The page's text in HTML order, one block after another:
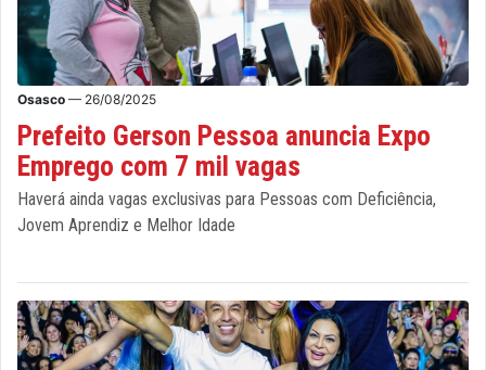
Osasco — 26/08/2025
Prefeito Gerson Pessoa anuncia Expo
Emprego com 7 mil vagas
Haverá ainda vagas exclusivas para Pessoas com Deficiência,
Jovem Aprendiz e Melhor Idade